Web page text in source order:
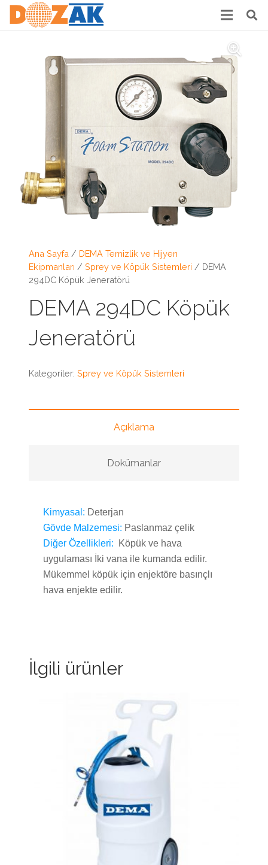
Ana Sayfa / DEMA Temizlik ve Hijyen
Ekipmanları / Sprey ve Köpük Sistemleri / DEMA
294DC Köpük Jeneratörü
DEMA 294DC Köpük
Jeneratörü
Kategoriler: Sprey ve Köpük Sistemleri
Açıklama
Dokümanlar
Kimyasal: Deterjan
Gövde Malzemesi: Paslanmaz çelik
Diğer Özellikleri:
Köpük ve hava
uygulaması
İki vana ile kumanda edilir.
Mükemmel köpük için enjektöre basınçlı
hava enjekte edilir.
İlgili ürünler